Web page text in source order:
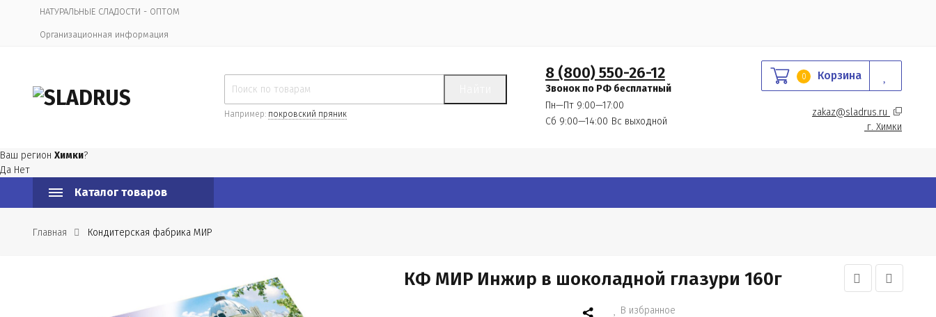
НАТУРАЛЬНЫЕ СЛАДОСТИ - ОПТОМ
Организационная информация
Например: покровский пряник
8 (800) 550-26-12
Звонок по РФ бесплатный
Пн—Пт 9:00—17:00
Сб 9:00—14:00 Вс выходной
0 Корзина
zakaz@sladrus.ru
г. Химки
Ваш регион Химки?
Да Нет
Каталог товаров
Главная Кондитерская фабрика МИР
КФ МИР Инжир в шоколадной глазури 160г
В избранное